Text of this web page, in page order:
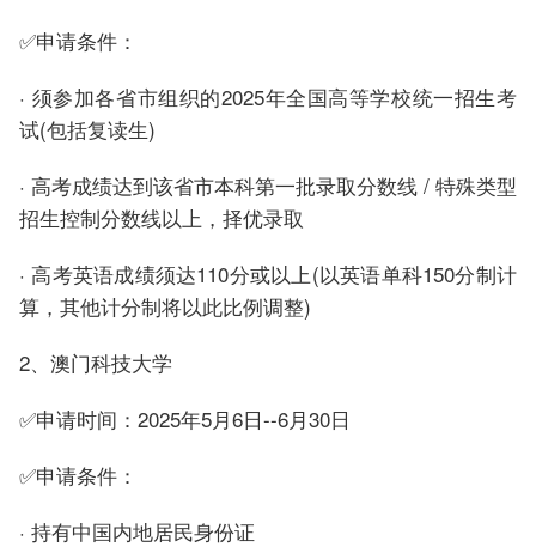
✅申请条件：
· 须参加各省市组织的2025年全国高等学校统一招生考
试(包括复读生)
· 高考成绩达到该省市本科第一批录取分数线 / 特殊类型
招生控制分数线以上，择优录取
· 高考英语成绩须达110分或以上(以英语单科150分制计
算，其他计分制将以此比例调整)
2、澳门科技大学
✅申请时间：2025年5月6日--6月30日
✅申请条件：
· 持有中国内地居民身份证